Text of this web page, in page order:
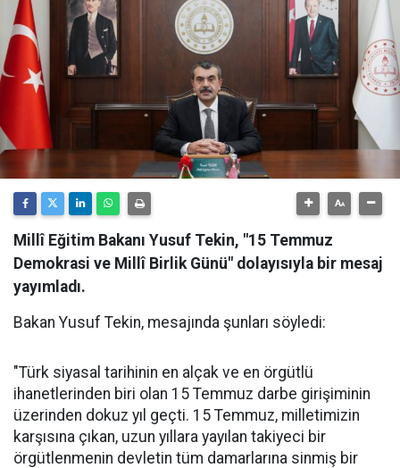
Millî Eğitim Bakanı Yusuf Tekin, "15 Temmuz
Demokrasi ve Millî Birlik Günü" dolayısıyla bir mesaj
yayımladı.
Bakan Yusuf Tekin, mesajında şunları söyledi:
"Türk siyasal tarihinin en alçak ve en örgütlü
ihanetlerinden biri olan 15 Temmuz darbe girişiminin
üzerinden dokuz yıl geçti. 15 Temmuz, milletimizin
karşısına çıkan, uzun yıllara yayılan takiyeci bir
örgütlenmenin devletin tüm damarlarına sinmiş bir